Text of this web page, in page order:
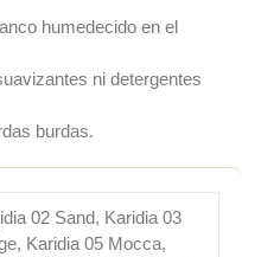
humedecido en el
ni detergentes
burdas.
02 Sand, Karidia 03
Karidia 05 Mocca,